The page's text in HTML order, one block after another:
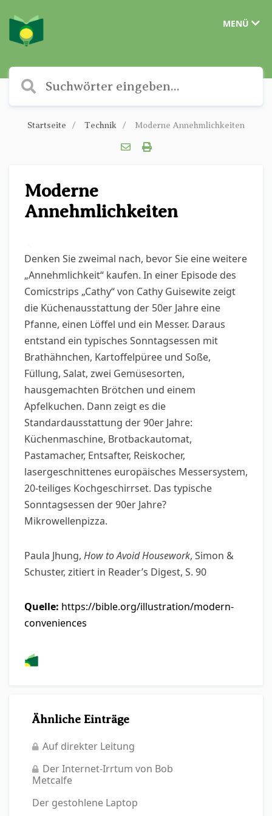
MENÜ
Startseite Technik Moderne Annehmlichkeiten
Moderne
Annehmlichkeiten
Denken Sie zweimal nach, bevor Sie eine weitere
„Annehmlichkeit“ kaufen. In einer Episode des
Comicstrips „Cathy“ von Cathy Guisewite zeigt
die Küchenausstattung der 50er Jahre eine
Pfanne, einen Löffel und ein Messer. Daraus
entstand ein typisches Sonntagsessen mit
Brathähnchen, Kartoffelpüree und Soße,
Füllung, Salat, zwei Gemüsesorten,
hausgemachten Brötchen und einem
Apfelkuchen. Dann zeigt es die
Standardausstattung der 90er Jahre:
Küchenmaschine, Brotbackautomat,
Pastamacher, Entsafter, Reiskocher,
lasergeschnittenes europäisches Messersystem,
20-teiliges Kochgeschirrset. Das typische
Sonntagsessen der 90er Jahre?
Mikrowellenpizza.
Paula Jhung, How to Avoid Housework, Simon &
Schuster, zitiert in Reader’s Digest, S. 90
Quelle: https://bible.org/illustration/modern-
conveniences
Ähnliche Einträge
Auf direkter Leitung
Der Internet-Irrtum von Bob
Metcalfe
Der gestohlene Laptop